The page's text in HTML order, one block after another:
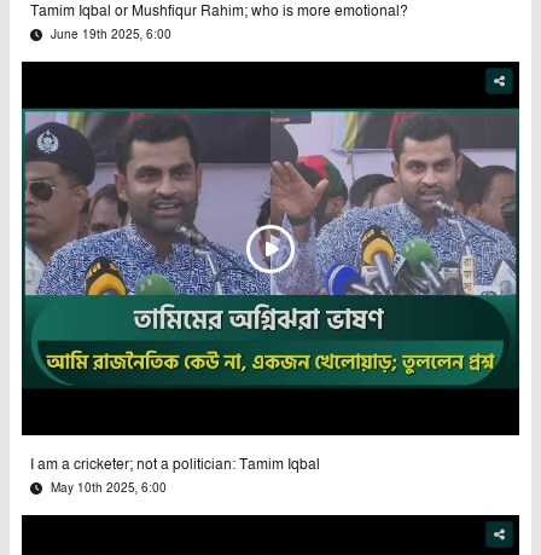
Tamim Iqbal or Mushfiqur Rahim; who is more emotional?
June 19th 2025, 6:00
I am a cricketer; not a politician: Tamim Iqbal
May 10th 2025, 6:00